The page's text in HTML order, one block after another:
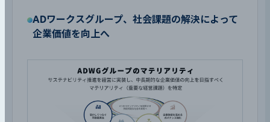
ADワークスグループ、社会課題の解決によって
企業価値を向上へ